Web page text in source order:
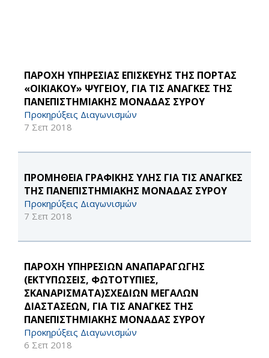
ΠΑΡΟΧΗ ΥΠΗΡΕΣΙΑΣ ΕΠΙΣΚΕΥΗΣ ΤΗΣ ΠΟΡΤΑΣ
«ΟΙΚΙΑΚΟΥ» ΨΥΓΕΙΟΥ, ΓΙΑ ΤΙΣ ΑΝΑΓΚΕΣ ΤΗΣ
ΠΑΝΕΠΙΣΤΗΜΙΑΚΗΣ ΜΟΝΑΔΑΣ ΣΥΡΟΥ
Προκηρύξεις Διαγωνισμών
7 Σεπ 2018
ΠΡΟΜΗΘΕΙΑ ΓΡΑΦΙΚΗΣ ΥΛΗΣ ΓΙΑ ΤΙΣ ΑΝΑΓΚΕΣ
ΤΗΣ ΠΑΝΕΠΙΣΤΗΜΙΑΚΗΣ ΜΟΝΑΔΑΣ ΣΥΡΟΥ
Προκηρύξεις Διαγωνισμών
7 Σεπ 2018
ΠΑΡΟΧΗ ΥΠΗΡΕΣΙΩΝ ΑΝΑΠΑΡΑΓΩΓΗΣ
(ΕΚΤΥΠΩΣΕΙΣ, ΦΩΤΟΤΥΠΙΕΣ,
ΣΚΑΝΑΡΙΣΜΑΤΑ)ΣΧΕΔΙΩΝ ΜΕΓΑΛΩΝ
ΔΙΑΣΤΑΣΕΩΝ, ΓΙΑ ΤΙΣ ΑΝΑΓΚΕΣ ΤΗΣ
ΠΑΝΕΠΙΣΤΗΜΙΑΚΗΣ ΜΟΝΑΔΑΣ ΣΥΡΟΥ
Προκηρύξεις Διαγωνισμών
6 Σεπ 2018